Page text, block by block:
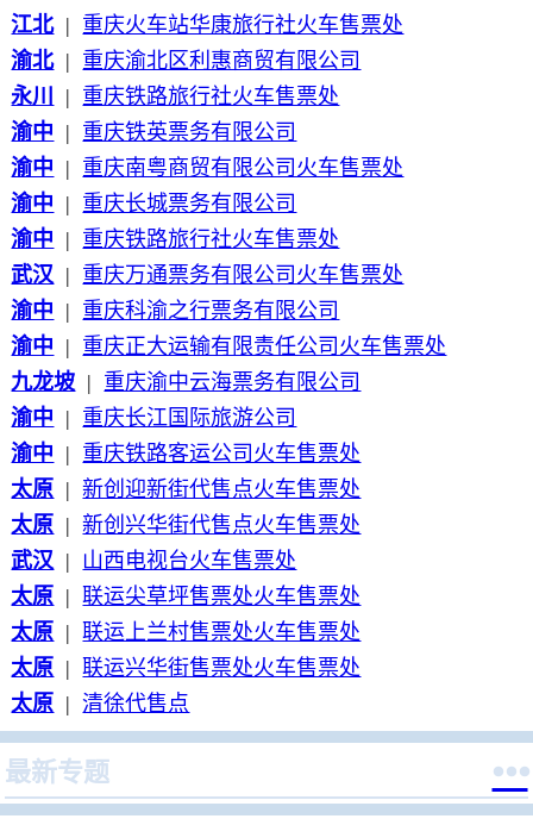
江北 | 重庆火车站华康旅行社火车售票处
渝北 | 重庆渝北区利惠商贸有限公司
永川
| 重庆铁路旅行社火车售票处
渝中 | 重庆铁英票务有限公司
渝中 | 重庆南粤商贸有限公司火车售票处
渝中 | 重庆长城票务有限公司
渝中 | 重庆铁路旅行社火车售票处
武汉 | 重庆万通票务有限公司火车售票处
渝中 | 重庆科渝之行票务有限公司
渝中 | 重庆正大运输有限责任公司火车售票处
九龙坡 | 重庆渝中云海票务有限公司
渝中 | 重庆长江国际旅游公司
渝中 | 重庆铁路客运公司火车售票处
太原 | 新创迎新街代售点火车售票处
太原 | 新创兴华街代售点火车售票处
武汉 |
山西电视台火车售票处
太原 | 联运尖草坪售票处火车售票处
太原 | 联运上兰村售票处火车售票处
太原 | 联运兴华街售票处火车售票处
太原 | 清徐代售点
最新专题 